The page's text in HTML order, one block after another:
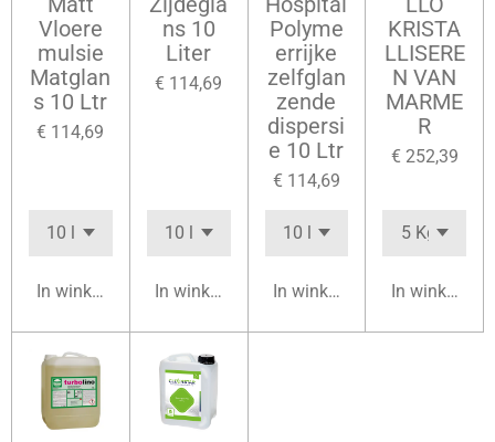
Vloere
mulsie
Matglan
s 10 Ltr
€ 114,69
In winkelwagen
ns 10
Liter
€ 114,69
In winkelwagen
Polyme
errijke
zelfglan
zende
dispersi
e 10 Ltr
€ 114,69
In winkelwagen
KRISTA
LLISERE
N VAN
MARME
R
€ 252,39
In